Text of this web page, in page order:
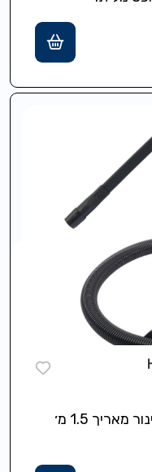
מברשת ריפוד לחללים צרים, צינור מאריך 1.5 מ׳